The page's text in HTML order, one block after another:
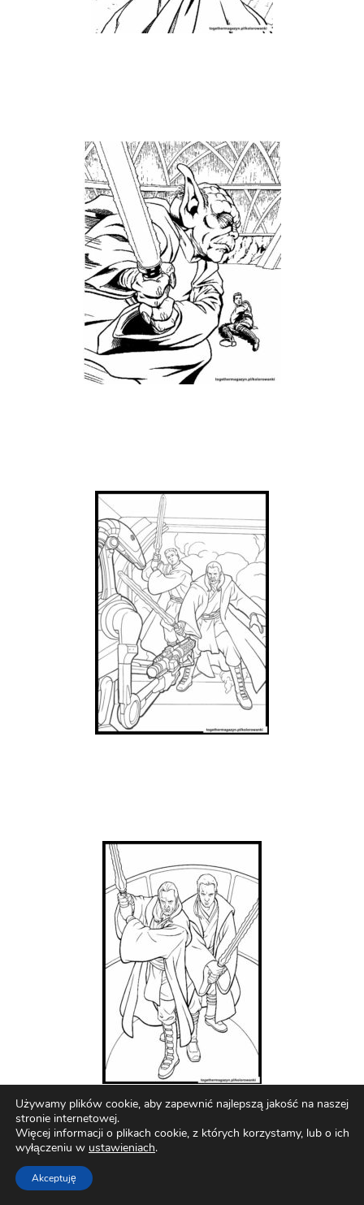
Używamy plików cookie, aby zapewnić najlepszą jakość na naszej
stronie internetowej.
Więcej informacji o plikach cookie, z których korzystamy, lub o ich
wyłączeniu w ustawieniach.
Akceptuję